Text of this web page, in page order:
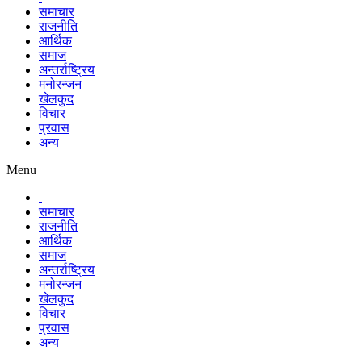
समाचार
राजनीति
आर्थिक
समाज
अन्तर्राष्ट्रिय
मनोरन्जन
खेलकुद
विचार
प्रवास
अन्य
Menu
समाचार
राजनीति
आर्थिक
समाज
अन्तर्राष्ट्रिय
मनोरन्जन
खेलकुद
विचार
प्रवास
अन्य